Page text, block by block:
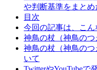
や判断基準をまとめ
目次
今回の記事は、こ
神鳥の杖（神鳥の
神鳥の杖（神鳥の
いて